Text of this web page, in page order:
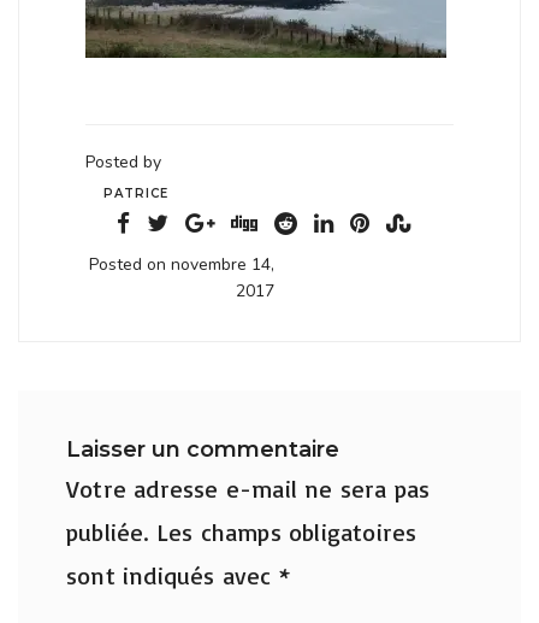
Posted by
PATRICE
Posted on novembre 14,
2017
Laisser un commentaire
Votre adresse e-mail ne sera pas
publiée. Les champs obligatoires
sont indiqués avec *